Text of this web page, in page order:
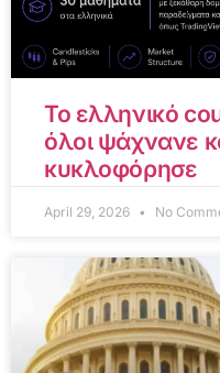
Το ελληνικό
όλοι ψάχνανε
κυκλοφόρησε
April 29, 2026 No